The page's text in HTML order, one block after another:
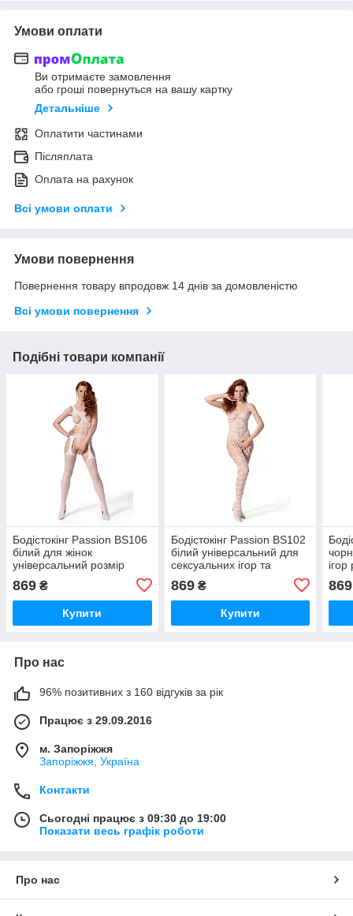
Умови оплати
Ви отримаєте замовлення
або гроші повернуться на вашу картку
Детальніше
Оплатити частинами
Післяплата
Оплата на рахунок
Всі умови оплати
Умови повернення
Повернення товару впродовж 14 днів за домовленістю
Всі умови повернення
Подібні товари компанії
Бодістокінг Passion BS106
білий для жінок
універсальний розмір
романтичних зустрічей
869 ₴
Купити
Бодістокінг Passion BS102
білий універсальний для
сексуальних ігор та
869₴
Купити
869
Про нас
96% позитивних з 160 відгуків за рік
Працює з 29.09.2016
м. Запоріжжя
Запоріжжя, Україна
Контакти
Сьогодні працює з 09:30 до 19:00
Показати весь графік роботи
Про нас